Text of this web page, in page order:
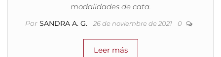
modalidades de cata.
Por SANDRA A. G. 26 de noviembre de 2021 0
Leer más